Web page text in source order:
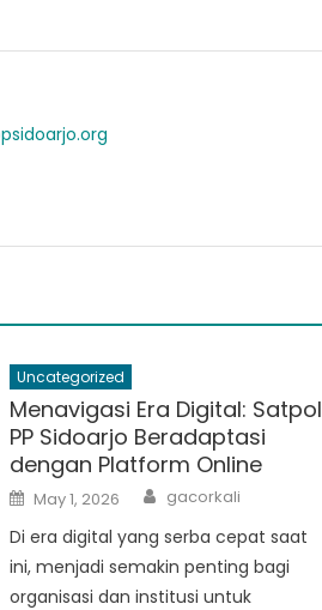
Uncategorized
Menavigasi Era Digital: Satpol
PP Sidoarjo Beradaptasi
dengan Platform Online
Posted
on
May 1, 2026 Author
gacorkali
Di era digital yang serba cepat saat
ini, menjadi semakin penting bagi
organisasi dan institusi untuk